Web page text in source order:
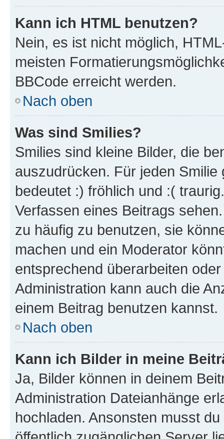
Kann ich HTML benutzen?
Nein, es ist nicht möglich,
meisten
BBCode erreicht werden.
Nach oben
Was sind Smilies?
Smilies sind kleine Bilder, die
auszudrücken. Für jeden
bedeutet :) fröhlich und :(
Verfassen eines Beitrags
zu häufig zu benutzen, sie
machen und ein Moderator
entsprechend überarbeiten
Administration kann auch die
einem Beitrag benutzen kannst.
Nach oben
Kann ich Bilder in meine
Ja, Bilder können in deinem
Administration Dateianhänge
hochladen. Ansonsten musst